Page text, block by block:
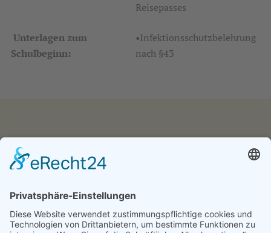
Reisepasses
Unterlagen zum
Schulbeginn:
•Infektionsschutzbelehrung
nach §43
IMPRESSUM
KONTAKT & ANFAHRT
© 2024 - Alice Bendix - Berufliches Schulzentrum der
Stadt München